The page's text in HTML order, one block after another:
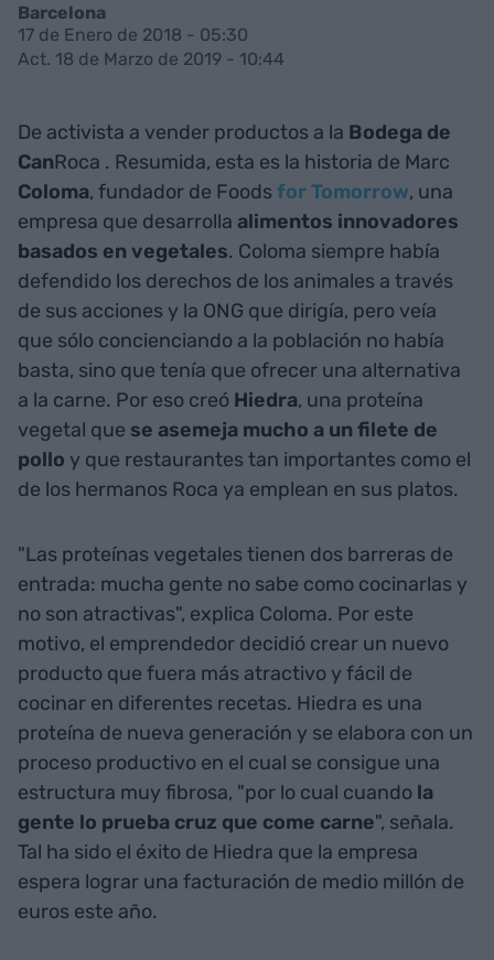
Barcelona
17 de Enero de 2018 - 05:30
Act. 18 de Marzo de 2019 - 10:44
De activista a vender productos a la Bodega de
CanRoca . Resumida, esta es la historia de Marc
Coloma, fundador de Foodsfor Tomorrow, una
empresa que desarrolla alimentos innovadores
basados en vegetales. Coloma siempre había
defendido los derechos de los animales a través
de sus acciones y la ONG que dirigía, pero veía
que sólo concienciando a la población no había
basta, sino que tenía que ofrecer una alternativa
a la carne. Por eso creó Hiedra, una proteína
vegetal que se asemeja mucho a un filete de
pollo y que restaurantes tan importantes como el
de los hermanos Roca ya emplean en sus platos.
"Las proteínas vegetales tienen dos barreras de
entrada: mucha gente no sabe como cocinarlas y
no son atractivas", explica Coloma. Por este
motivo, el emprendedor decidió crear un nuevo
producto que fuera más atractivo y fácil de
cocinar en diferentes recetas. Hiedra es una
proteína de nueva generación y se elabora con un
proceso productivo en el cual se consigue una
estructura muy fibrosa, "por lo cual cuando la
gente lo prueba cruz que come carne", señala.
Tal ha sido el éxito de Hiedra que la empresa
espera lograr una facturación de medio millón de
euros este año.